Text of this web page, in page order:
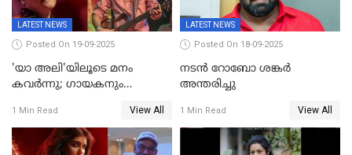
LATEST NEWS
Posted On 19-09-2025
'യാ അലി'യിലൂടെ മനം
കവർന്നു; ഗായകനും
അന്തരിച്ചു
1 Min Read View All
LATEST NEWS
Posted On 18-09-2025
നടൻ റോബോ ശങ്കർ
അന്തരിച്ചു
1 Min Read View All